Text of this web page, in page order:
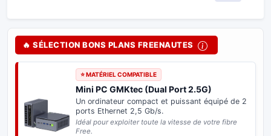
🔥 SÉLECTION BONS PLANS FREENAUTES
⭐ MATÉRIEL COMPATIBLE
Mini PC GMKtec (Dual Port 2.5G)
Un ordinateur compact et puissant équipé de 2
ports Ethernet 2,5 Gb/s.
Idéal pour exploiter toute la vitesse de votre fibre
Free.